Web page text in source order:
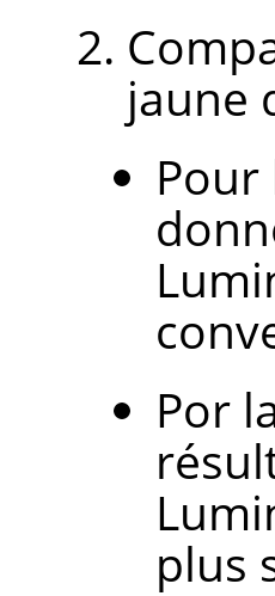
jaune
Pour
Por
plus